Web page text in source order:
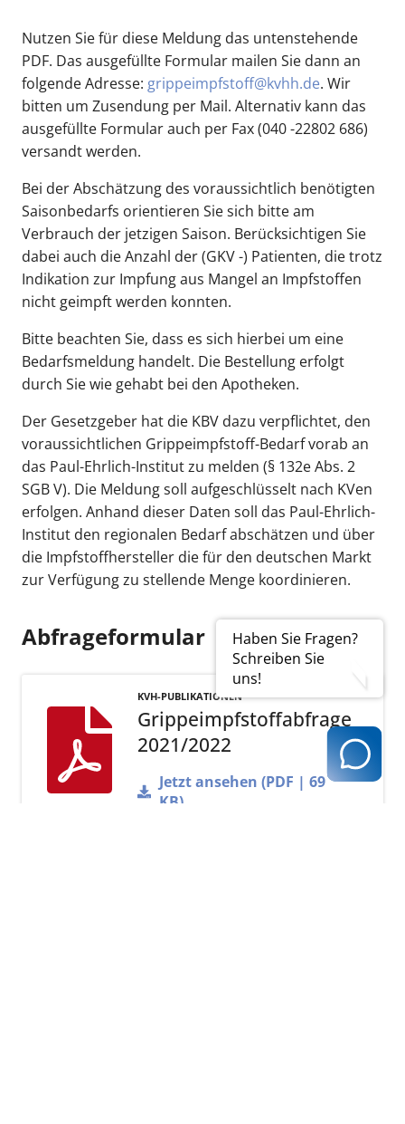
Haben Sie Fragen?
Schreiben Sie
uns!
Nutzen Sie für diese Meldung das untenstehende
PDF. Das ausgefüllte Formular mailen Sie dann an
folgende Adresse: grippeimpfstoff@kvhh.de. Wir
bitten um Zusendung per Mail. Alternativ kann das
ausgefüllte Formular auch per Fax (040 -22802 686)
versandt werden.
Bei der Abschätzung des voraussichtlich benötigten
Saisonbedarfs orientieren Sie sich bitte am
Verbrauch der jetzigen Saison. Berücksichtigen Sie
dabei auch die Anzahl der (GKV -) Patienten, die trotz
Indikation zur Impfung aus Mangel an Impfstoffen
nicht geimpft werden konnten.
Bitte beachten Sie, dass es sich hierbei um eine
Bedarfsmeldung handelt. Die Bestellung erfolgt
durch Sie wie gehabt bei den Apotheken.
Der Gesetzgeber hat die KBV dazu verpflichtet, den
voraussichtlichen Grippeimpfstoff-Bedarf vorab an
das Paul-Ehrlich-Institut zu melden (§ 132e Abs. 2
SGB V). Die Meldung soll aufgeschlüsselt nach KVen
erfolgen. Anhand dieser Daten soll das Paul-Ehrlich-
Institut den regionalen Bedarf abschätzen und über
die Impfstoffhersteller die für den deutschen Markt
zur Verfügung zu stellende Menge koordinieren.
Abfrageformular
KVH-PUBLIKATIONEN
Grippeimpfstoffabfrage
2021/2022
Jetzt ansehen (PDF | 69
KB)